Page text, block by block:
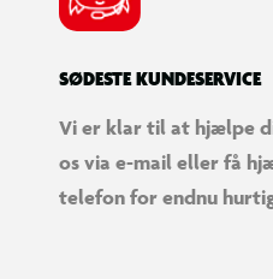
SØDESTE KUNDESERVICE
Vi er klar til at hjælpe
os via e-mail eller få
telefon for endnu